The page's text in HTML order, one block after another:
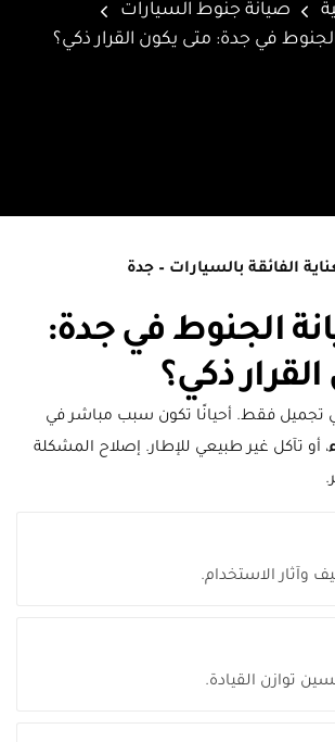
صيانة جنوط السيارات
في جدة: متى يكون القرار ذكي؟
الفائقة بالسيارات – جدة
الجنوط في جدة:
ذكي؟
تجميل فقط. أحيانًا تكون سبب مباشر في
، أو تآكل غير طبيعي للإطار. إصلاح المشكلة
وآثار الاستخدام.
توازن القيادة.